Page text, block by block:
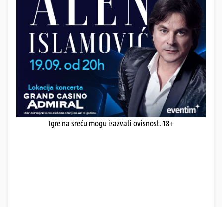
Igre na sreću mogu izazvati ovisnost. 18+